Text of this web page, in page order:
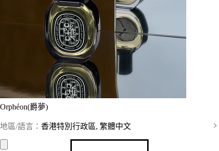
Orphéon(爵夢)
地區/語言： 香港特別行政區, 繁體中文